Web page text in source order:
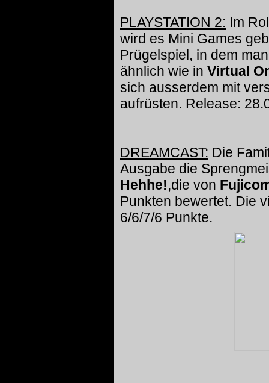
PLAYSTATION 2: Im
wird es Mini Games
Prügelspiel, in dem
ähnlich wie in Virtual
sich ausserdem mit
aufrüsten. Release:
DREAMCAST: Die
Ausgabe die
Hehhe!,die von
Punkten bewertet. Die
6/6/7/6 Punkte.